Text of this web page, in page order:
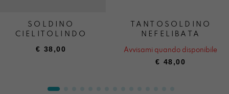
SOLDINO
CIELITOLINDO
€ 38,00
TANTOSOLDINO
NEFELIBATA
Avvisami quando disponibile
€ 48,00